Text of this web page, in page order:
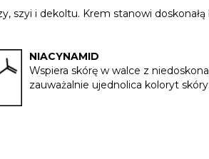
szyi i dekoltu. Krem stanowi doskonałą
NIACYNAMID
Wspiera skórę w walce z
zauważalnie ujednolica koloryt skóry.